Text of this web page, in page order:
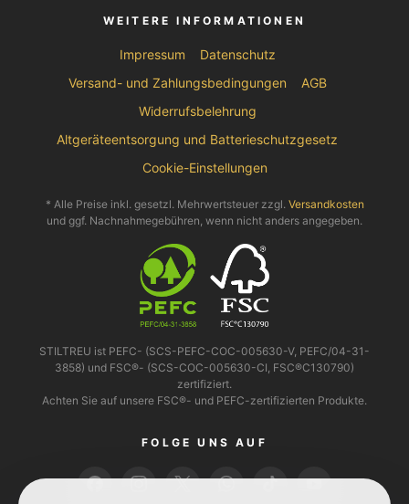
WEITERE INFORMATIONEN
Impressum
Datenschutz
Versand- und Zahlungsbedingungen
AGB
Widerrufsbelehrung
Altgeräteentsorgung und Batterieschutzgesetz
Cookie-Einstellungen
* Alle Preise inkl. gesetzl. Mehrwertsteuer zzgl. Versandkosten
und ggf. Nachnahmegebühren, wenn nicht anders angegeben.
STILTREU ist PEFC- (SCS-PEFC-COC-005630-V, PEFC/04-31-
3858) und FSC®- (SCS-COC-005630-CI, FSC®C130790)
zertifiziert.
Achten Sie auf unsere FSC®- und PEFC-zertifizierten Produkte.
FOLGE UNS AUF